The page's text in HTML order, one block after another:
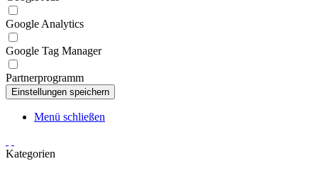
Google Analytics
Google Tag Manager
Partnerprogramm
Menü schließen
Kategorien